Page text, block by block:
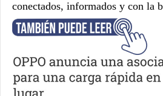
conectados, informados y con la